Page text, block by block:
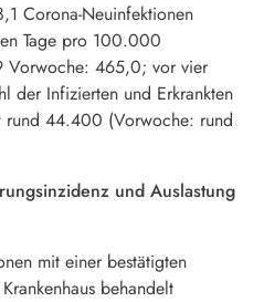
Corona-Neuinfektionen
Tage pro 100.000
Vorwoche: 465,0; vor vier
der Infizierten und Erkrankten
rund 44.400 (Vorwoche: rund
und Auslastung
mit einer bestätigten
behandelt